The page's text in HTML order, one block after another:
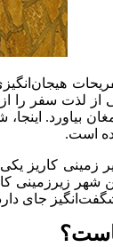
لذت سفر را
بیاورد.
است.
شهر زیرزمینی
جای